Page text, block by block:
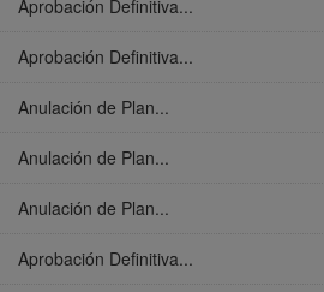
Aprobación Definitiva...
Aprobación Definitiva...
Anulación de Plan...
Anulación de Plan...
Anulación de Plan...
Aprobación Definitiva...